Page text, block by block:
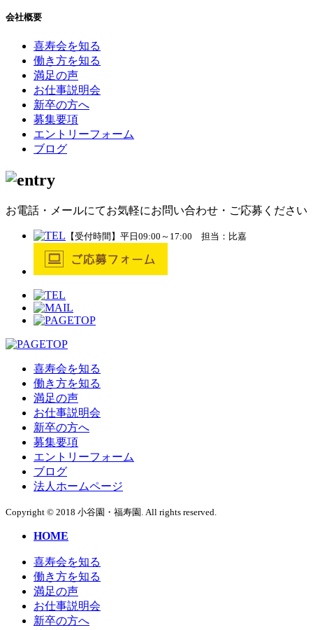
シ
会社概要
喜寿会を知る
働き方を知る
満足の声
お仕事説明会
新卒の方へ
募集要項
エントリーフォーム
ブログ
お電話・メールにてお気軽にお問い合わせ・ご応募ください
【受付時間】平日09:00～17:00 担当：比嘉
喜寿会を知る
働き方を知る
満足の声
お仕事説明会
新卒の方へ
募集要項
エントリーフォーム
ブログ
法人ホームページ
Copyright © 2018 小谷園・福寿園. All rights reserved.
HOME
喜寿会を知る
働き方を知る
満足の声
お仕事説明会
新卒の方へ